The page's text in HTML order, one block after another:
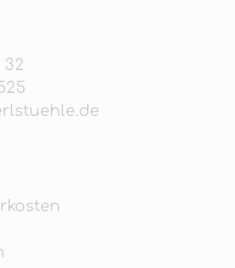
32